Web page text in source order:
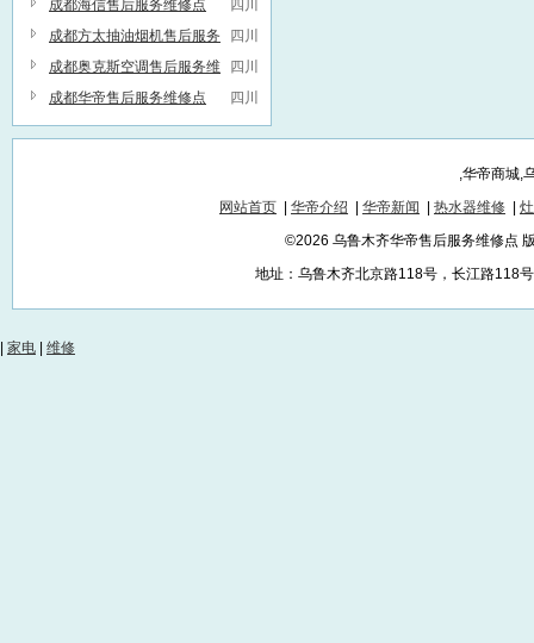
四川
成都海信售后服务维修点
四川
成都方太抽油烟机售后服务
维修点
四川
成都奥克斯空调售后服务维
修点
四川
成都华帝售后服务维修点
,华帝商城,
网站首页
华帝介绍 华帝新闻 热水器维修
©2026 乌鲁木齐华帝售后服务维修点
地址：乌鲁木齐北京路118号，长江路118
家电 维修